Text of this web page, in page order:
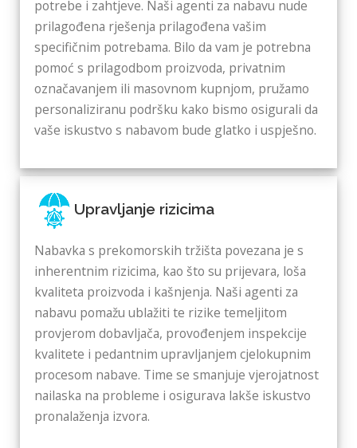
potrebe i zahtjeve. Naši agenti za nabavu nude
prilagođena rješenja prilagođena vašim
specifičnim potrebama. Bilo da vam je potrebna
pomoć s prilagodbom proizvoda, privatnim
označavanjem ili masovnom kupnjom, pružamo
personaliziranu podršku kako bismo osigurali da
vaše iskustvo s nabavom bude glatko i uspješno.
Upravljanje rizicima
Nabavka s prekomorskih tržišta povezana je s
inherentnim rizicima, kao što su prijevara, loša
kvaliteta proizvoda i kašnjenja. Naši agenti za
nabavu pomažu ublažiti te rizike temeljitom
provjerom dobavljača, provođenjem inspekcije
kvalitete i pedantnim upravljanjem cjelokupnim
procesom nabave. Time se smanjuje vjerojatnost
nailaska na probleme i osigurava lakše iskustvo
pronalaženja izvora.